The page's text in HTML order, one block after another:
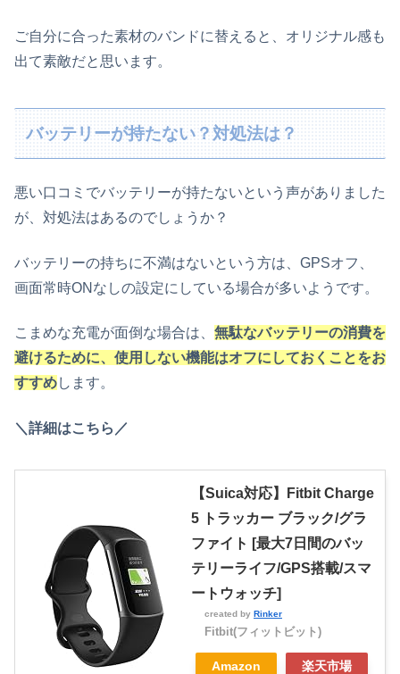
ご自分に合った素材のバンドに替えると、オリジナル感も
出て素敵だと思います。
バッテリーが持たない？対処法は？
悪い口コミでバッテリーが持たないという声がありました
が、対処法はあるのでしょうか？
バッテリーの持ちに不満はないという方は、GPSオフ、
画面常時ONなしの設定にしている場合が多いようです。
こまめな充電が面倒な場合は、 無駄なバッテリーの消費を
避けるために、使用しない機能はオフにしておくことをお
すすめします。
＼詳細はこちら／
【Suica対応】Fitbit Charge
5 トラッカー ブラック/グラ
ファイト [最大7日間のバッ
テリーライフ/GPS搭載/スマ
ートウォッチ]
created by Rinker
Fitbit(フィットビット)
Amazon 楽天市場